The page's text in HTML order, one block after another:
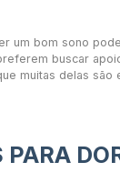
um bom sono
buscar
muitas delas